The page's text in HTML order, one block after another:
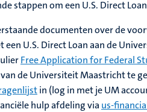
stappen om een U.S. Direct
documenten over de
een U.S. Direct Loan aan de
Free Application for Federal
van de Universiteit Maastricht te
in (log in met je UM
hulp afdeling via us-